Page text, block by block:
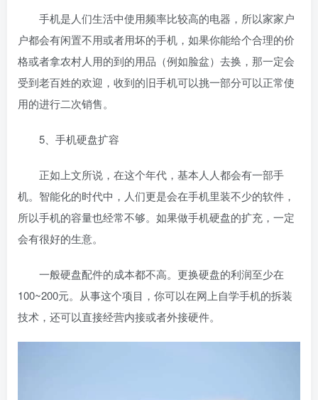
手机是人们生活中使用频率比较高的电器，所以家家户
户都会有闲置不用或者用坏的手机，如果你能给个合理的价
格或者拿农村人用的到的用品（例如脸盆）去换，那一定会
受到老百姓的欢迎，收到的旧手机可以挑一部分可以正常使
用的进行二次销售。
5、手机硬盘扩容
正如上文所说，在这个年代，基本人人都会有一部手
机。智能化的时代中，人们更是会在手机里装不少的软件，
所以手机的容量也经常不够。如果做手机硬盘的扩充，一定
会有很好的生意。
一般硬盘配件的成本都不高。更换硬盘的利润至少在
100~200元。从事这个项目，你可以在网上自学手机的拆装
技术，还可以直接经营内接或者外接硬件。